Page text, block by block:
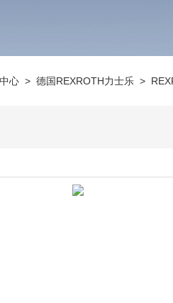
心 > 德国REXROTH力士乐 >